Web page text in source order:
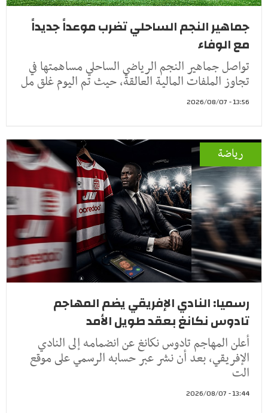
جماهير النجم الساحلي تضرب موعداً جديداً
مع الوفاء
تواصل جماهير النجم الرياضي الساحلي مساهمتها في
تجاوز الملفات المالية العالقة، حيث تم اليوم غلق مل
13:56 - 2026/08/07
رياضة
رسميا: النادي الإفريقي يضم المهاجم
تادوس نكانغ بعقد طويل الأمد
أعلن المهاجم تادوس نكانغ عن انضمامه إلى النادي
الإفريقي، بعد أن نشر عبر حسابه الرسمي على موقع
الت
13:44 - 2026/08/07